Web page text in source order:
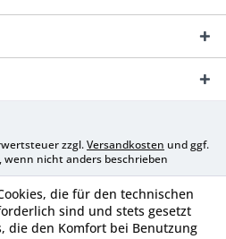
zzgl.Versandkosten und ggf.
nicht anders beschrieben
die für den technischen
sind und stets gesetzt
die den Komfort bei Benutzung